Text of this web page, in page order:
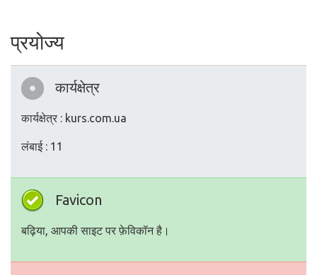
प्रयोज्य
कार्यक्षेत्र
कार्यक्षेत्र : kurs.com.ua
लंबाई : 11
Favicon
बढ़िया, आपकी साइट पर फ़ेविकॉन है।